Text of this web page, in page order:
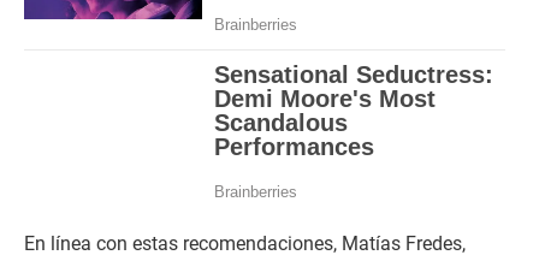
En línea con estas recomendaciones, Matías Fredes,